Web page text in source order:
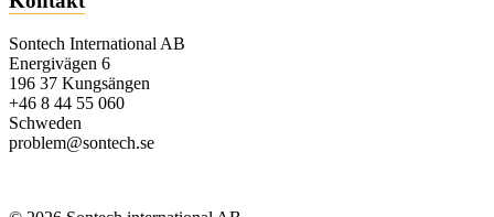
Sontech International AB
Energivägen 6
196 37 Kungsängen
+46 8 44 55 060
Schweden
problem@sontech.se